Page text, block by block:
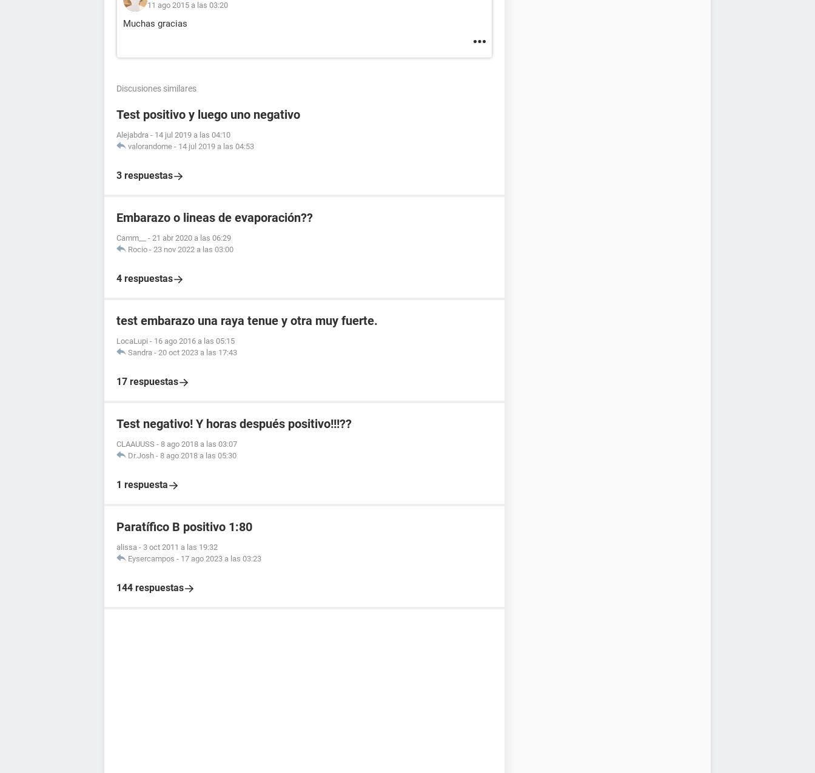
11 ago 2015 a las 03:20
Muchas gracias
Discusiones similares
Test positivo y luego uno negativo
Alejabdra - 14 jul 2019 a las 04:10
valorandome - 14 jul 2019 a las 04:53
3 respuestas
Embarazo o lineas de evaporación??
Camm__ - 21 abr 2020 a las 06:29
Rocio - 23 nov 2022 a las 03:00
4 respuestas
test embarazo una raya tenue y otra muy fuerte.
LocaLupi - 16 ago 2016 a las 05:15
Sandra - 20 oct 2023 a las 17:43
17 respuestas
Test negativo! Y horas después positivo!!!??
CLAAUUSS - 8 ago 2018 a las 03:07
Dr.Josh - 8 ago 2018 a las 05:30
1 respuesta
Paratífico B positivo 1:80
alissa - 3 oct 2011 a las 19:32
Eysercampos - 17 ago 2023 a las 03:23
144 respuestas